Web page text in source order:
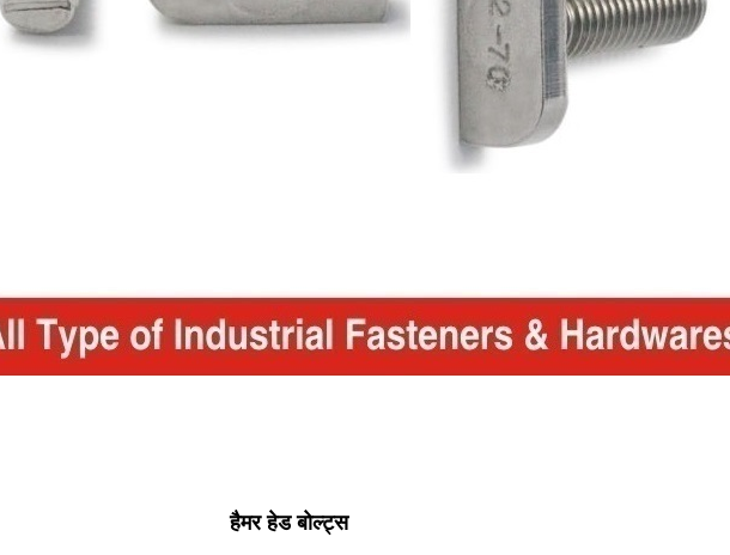
हैमर हेड बोल्ट्स